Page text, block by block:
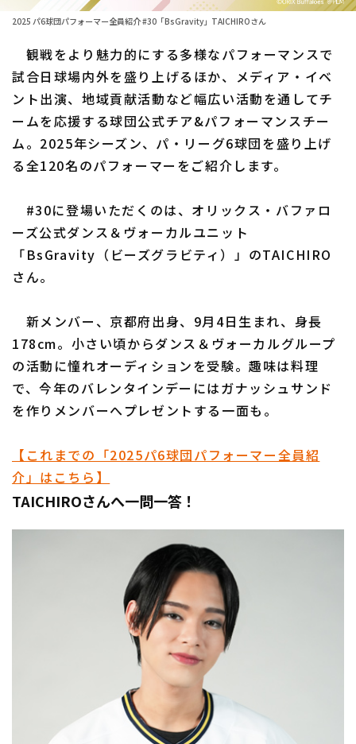
ファーム東地区
ファーム西地区
交流戦
選手名鑑トップ
北海道日本ハムファイターズ
東北楽天ゴールデンイーグルス
埼玉西武ライオンズ
千葉ロッテマリーンズ
福岡ソフトバンクホークス
ニュース
設定
運営会社（別ウィンドウで開く） よくある質問
特定商取引法の表示 アルバイト募集
2025 パ6球団パフォーマー全員紹介 #30「BsGravity」TAICHIROさん
観戦をより魅力的にする多様なパフォーマンスで
試合日球場内外を盛り上げるほか、メディア・イベ
ント出演、地域貢献活動など幅広い活動を通してチ
ームを応援する球団公式チア&パフォーマンスチー
ム。2025年シーズン、パ・リーグ6球団を盛り上げ
る全120名のパフォーマーをご紹介します。
#30に登場いただくのは、オリックス・バファロ
ーズ公式ダンス＆ヴォーカルユニット
「BsGravity（ビーズグラビティ）」のTAICHIRO
さん。
新メンバー、京都府出身、9月4日生まれ、身長
178cm。小さい頃からダンス＆ヴォーカルグループ
の活動に憧れオーディションを受験。趣味は料理
で、今年のバレンタインデーにはガナッシュサンド
を作りメンバーへプレゼントする一面も。
【これまでの「2025パ6球団パフォーマー全員紹
介」はこちら】
TAICHIROさんへ一問一答！